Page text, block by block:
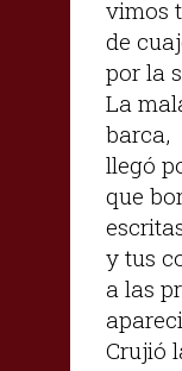
vimos
de
por la
La
barca,
llegó
que
y tus
a las
Crujió